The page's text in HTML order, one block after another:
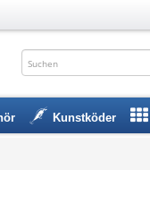
Kunstköder